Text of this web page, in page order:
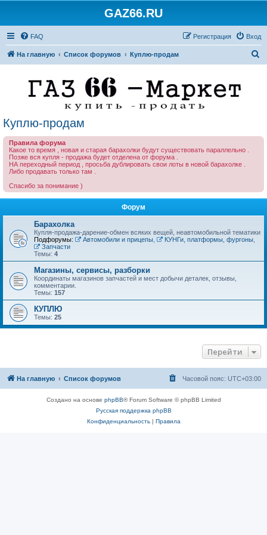
GAZ66.RU
FAQ Вход
Регистрация
На главную Список форумов Куплю-продам
Куплю-продам
Правила форума
Какое то время , новая и старая барахолки будут существовать параллельно .
Позже вся купля - продажа будет отделена от форума .
НА переходный период , просьба дублировать свои лоты в новой барахолке .
Либо продавать только там .
Спасибо за понимание )
Форум
Барахолка
Купля-продажа-дарение-обмен всяких вещей, неавтомобильной тематики
Подфорумы:
Автомобили и прицепы, КУНГи, платформы, фургоны,
Запчасти
Темы: 4
Магазины, сервисы, разборки
Координаты магазинов запчастей и мест добычи деталек, отзывы,
комментарии.
Темы: 157
КУПЛЮ
Темы: 25
Перейти
На главную Список форумов Часовой пояс: UTC+03:00
Создано на основе phpBB® Forum Software © phpBB Limited
Русская поддержка phpBB
Конфиденциальность| Правила